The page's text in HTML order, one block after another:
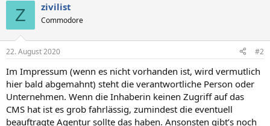
Z zivilist
Commodore
22. August 2020 #2
Im Impressum (wenn es nicht vorhanden ist, wird vermutlich
hier bald abgemahnt) steht die verantwortliche Person oder
Unternehmen. Wenn die Inhaberin keinen Zugriff auf das
CMS hat ist es grob fahrlässig, zumindest die eventuell
beauftragte Agentur sollte das haben. Ansonsten gibt’s noch